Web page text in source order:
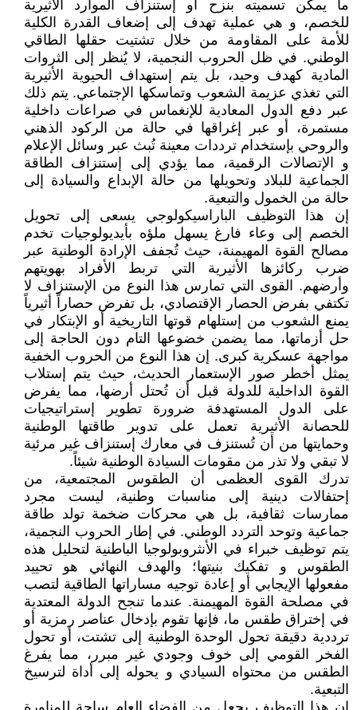
ما يمكن تسميته بنزح أو إستنزاف الموارد الأثيرية
للخصم، و هي عملية تهدف إلى إضعاف القدرة الكلية
للأمة على المقاومة من خلال تشتيت حقلها الطاقي
الوطني. في ظل الحروب النجمية، لا يُنظر إلى الثروات
المادية كهدف وحيد، بل يتم إستهداف الحيوية الأثيرية
التي تغذي عزيمة الشعوب وتماسكها الإجتماعي. يتم ذلك
عبر دفع الدول المعادية للإنغماس في صراعات داخلية
مستمرة، أو عبر إغراقها في حالة من الركود الذهني
والروحي بإستخدام ترددات معينة تُبث عبر وسائل الإعلام
و الإتصالات الرقمية، مما يؤدي إلى إستنزاف الطاقة
الجماعية للبلاد وتحويلها من حالة الإبداع والسيادة إلى
حالة من الخمول والتبعية.
إن هذا التوظيف الباراسيكولوجي يسعى إلى تحويل
الخصم إلى وعاء فارغ يسهل ملؤه بأيديولوجيات تخدم
مصالح القوة المهيمنة، حيث تُجفف الإرادة الوطنية عبر
ضرب ركائزها الأثيرية التي تربط الأفراد بهويتهم
وأرضهم. القوى التي تمارس هذا النوع من الإستنزاف لا
تكتفي بفرض الحصار الإقتصادي، بل تفرض حصاراً أثيرياً
يمنع الشعوب من إستلهام قوتها التاريخية أو الإبتكار في
حل أزماتها، مما يضمن خضوعها التام دون الحاجة إلى
مواجهة عسكرية كبرى. إن هذا النوع من الحروب الخفية
يمثل أخطر صور الإستعمار الحديث، حيث يتم إستلاب
القوة الداخلية للدولة قبل أن تُحتل أرضها، مما يفرض
على الدول المستهدفة ضرورة تطوير إستراتيجيات
للحصانة الأثيرية تعمل على تدوير طاقتها الوطنية
وحمايتها من أن تُستنزف في معارك إستنزاف غير مرئية
لا تبقي ولا تذر من مقومات السيادة الوطنية شيئاً.
تدرك القوى العظمى أن الطقوس المجتمعية، من
إحتفالات دينية إلى مناسبات وطنية، ليست مجرد
ممارسات ثقافية، بل هي محركات ضخمة تولد طاقة
جماعية وتوحد التردد الوطني. في إطار الحروب النجمية،
يتم توظيف خبراء في الأنثروبولوجيا الباطنية لتحليل هذه
الطقوس و تفكيك بنيتها؛ والهدف النهائي هو تحييد
مفعولها الإيجابي أو إعادة توجيه مساراتها الطاقية لتصب
في مصلحة القوة المهيمنة. عندما تنجح الدولة المعتدية
في إختراق طقس ما، فإنها تقوم بإدخال عناصر رمزية أو
ترددية دقيقة تحول الوحدة الوطنية إلى تشتت، أو تحول
الفخر القومي إلى خوف وجودي غير مبرر، مما يفرغ
الطقس من محتواه السيادي و يحوله إلى أداة لترسيخ
التبعية.